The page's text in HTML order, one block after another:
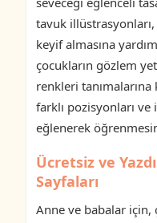
tavuk
keyif almasına
çocukların gözlem
renkleri tanımalarına
farklı pozisyonları
eğlenerek
Ücretsiz ve
Sayfaları
Anne ve babalar için,